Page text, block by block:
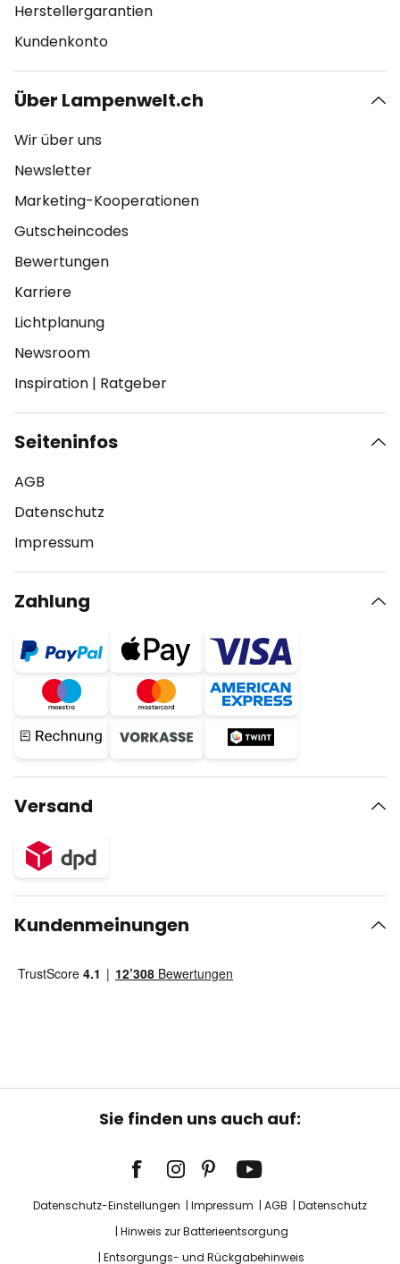
Herstellergarantien
Kundenkonto
Über Lampenwelt.ch
Wir über uns
Newsletter
Marketing-Kooperationen
Gutscheincodes
Bewertungen
Karriere
Lichtplanung
Newsroom
Inspiration | Ratgeber
Seiteninfos
AGB
Datenschutz
Impressum
Zahlung
Versand
Kundenmeinungen
Sie finden uns auch auf:
Datenschutz-Einstellungen Impressum AGB
Datenschutz
Hinweis zur Batterieentsorgung
Entsorgungs- und Rückgabehinweis